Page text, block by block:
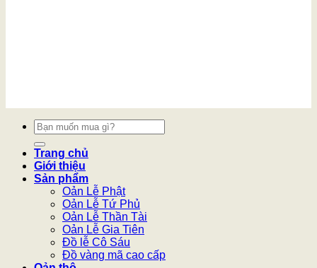
Tìm
kiếm:
Trang chủ
Giới thiệu
Sản phẩm
Oản Lễ Phật
Oản Lễ Tứ Phủ
Oản Lễ Thần Tài
Oản Lễ Gia Tiên
Đồ lễ Cô Sáu
Đồ vàng mã cao cấp